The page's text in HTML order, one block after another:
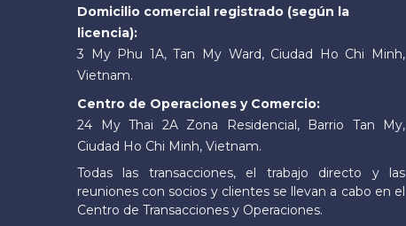
Domicilio comercial registrado (según la
licencia):
3 My Phu 1A, Tan My Ward, Ciudad Ho Chi Minh,
Vietnam.
Centro de Operaciones y Comercio:
24 My Thai 2A Zona Residencial, Barrio Tan My,
Ciudad Ho Chi Minh, Vietnam.
Todas las transacciones, el trabajo directo y las
reuniones con socios y clientes se llevan a cabo en el
Centro de Transacciones y Operaciones.